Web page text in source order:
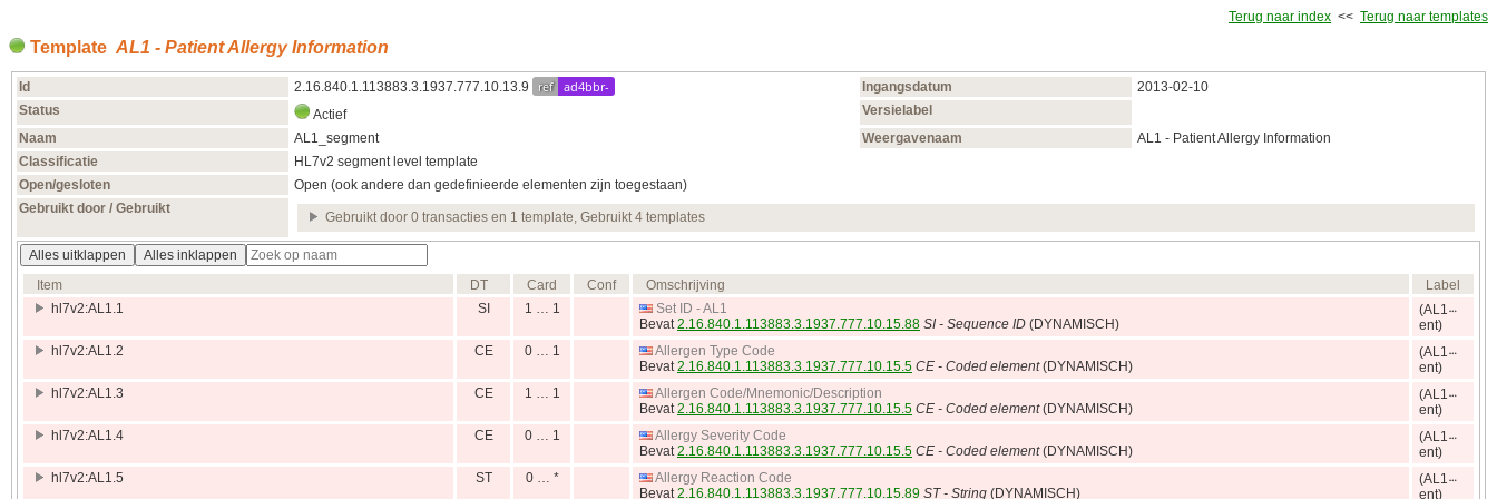
Terug naar index << Terug naar templates
Template AL1 - Patient Allergy Information
Id 2.16.840.1.113883.3.1937.777.10.13.9 ref ad4bbr- Ingangsdatum
2013‑02‑10
Status
Actief
Versielabel
Naam
AL1_segment Weergavenaam
AL1 - Patient Allergy Information
Classificatie
HL7v2 segment level template
Open/gesloten
Open (ook andere dan gedefinieerde elementen zijn toegestaan)
Gebruikt door / Gebruikt
Gebruikt door 0 transacties en 1 template, Gebruikt 4 templates
Alles uitklappen
Alles inklappen
Item
DT Card Conf Omschrijving
Label
hl7v2:AL1.1
SI 1 … 1
Set ID - AL1
Bevat2.16.840.1.113883.3.1937.777.10.15.88 SI - Sequence ID (DYNAMISCH)
(AL1
ent)
hl7v2:AL1.2
CE 0 … 1
Allergen Type Code
Bevat2.16.840.1.113883.3.1937.777.10.15.5 CE - Coded element(DYNAMISCH)
(AL1
ent)
hl7v2:AL1.3
CE 1 … 1
Allergen Code/Mnemonic/Description
Bevat2.16.840.1.113883.3.1937.777.10.15.5 CE - Coded element(DYNAMISCH)
(AL1
ent)
hl7v2:AL1.4
CE 0 … 1
Allergy Severity Code
Bevat2.16.840.1.113883.3.1937.777.10.15.5 CE - Coded element(DYNAMISCH)
(AL1
ent)
hl7v2:AL1.5
ST 0 … *
Allergy Reaction Code
Bevat2.16.840.1.113883.3.1937.777.10.15.89 ST - String (DYNAMISCH)
(AL1
ent)